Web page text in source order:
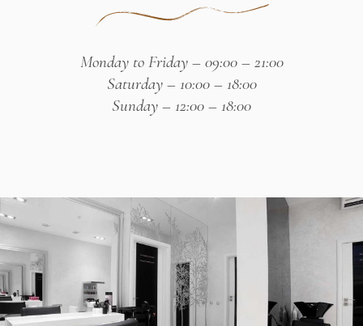
Monday to Friday – 09:00 – 21:00
Saturday – 10:00 – 18:00
Sunday – 12:00 – 18:00